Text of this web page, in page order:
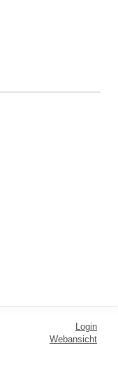
Login
Webansicht